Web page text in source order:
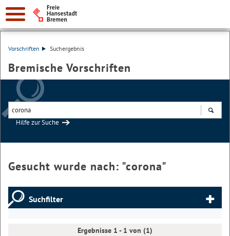
Vorschriften Suchergebnis
Bremische Vorschriften
Hilfe zur Suche
Gesucht wurde nach: "corona"
Suchfilter
Ergebnisse 1 - 1 von (1)